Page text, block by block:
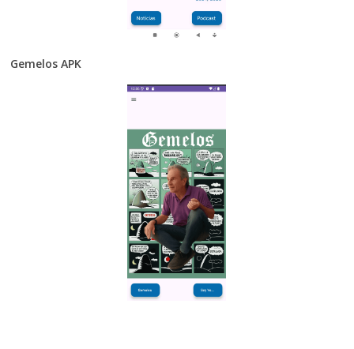
Gemelos APK